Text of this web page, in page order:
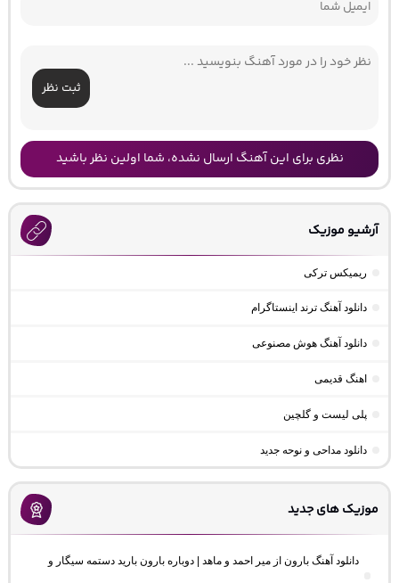
ثبت نظر
نظری برای این آهنگ ارسال نشده، شما اولین نظر باشید
آرشیو موزیک
ریمیکس ترکی
دانلود آهنگ ترند اینستاگرام
دانلود آهنگ هوش مصنوعی
اهنگ قدیمی
پلی لیست و گلچین
دانلود مداحی و نوحه جدید
موزیک های جدید
دانلود آهنگ بارون از میر احمد و ماهد | دوباره بارون بارید دستمه سیگار و